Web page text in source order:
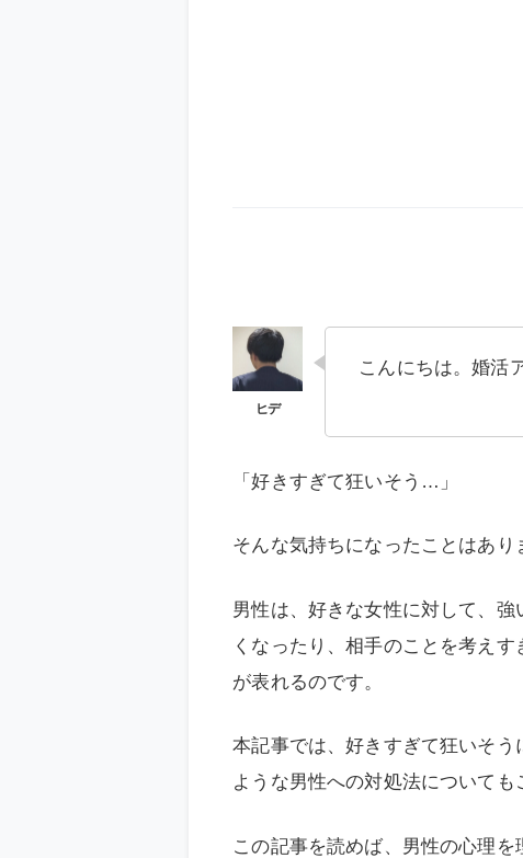
こんにちは。婚活
「好きすぎて狂いそう…」
そんな気持ちになったことはあり
男性は、好きな女性に対して、
くなったり、相手のことを考え
が表れるのです。
本記事では、好きすぎて狂いそ
ような男性への対処法についても
この記事を読めば、男性の心理